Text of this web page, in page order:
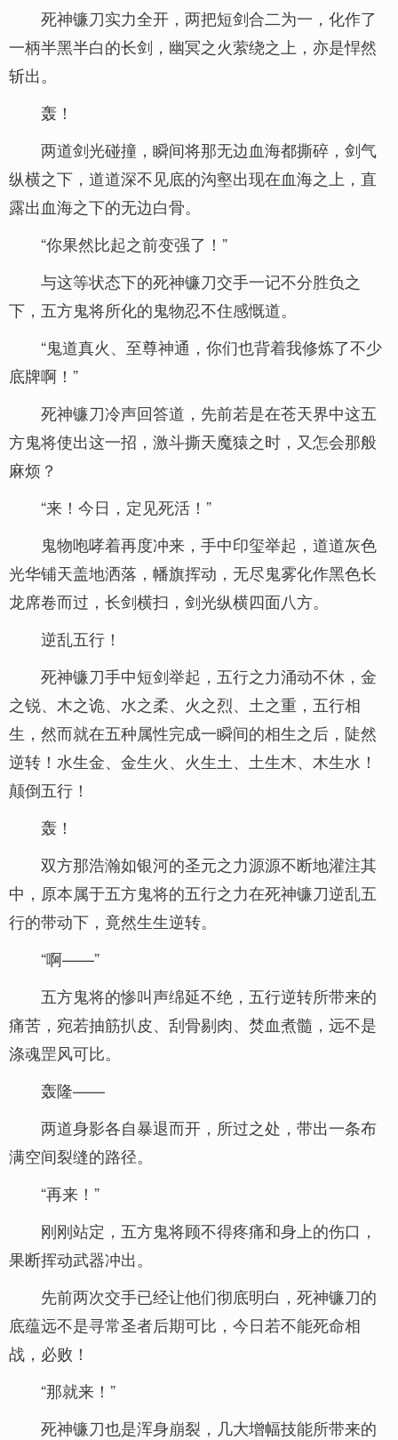
死神镰刀实力全开，两把短剑合二为一，化作了
一柄半黑半白的长剑，幽冥之火萦绕之上，亦是悍然
斩出。
轰！
两道剑光碰撞，瞬间将那无边血海都撕碎，剑气
纵横之下，道道深不见底的沟壑出现在血海之上，直
露出血海之下的无边白骨。
“你果然比起之前变强了！”
与这等状态下的死神镰刀交手一记不分胜负之
下，五方鬼将所化的鬼物忍不住感慨道。
“鬼道真火、至尊神通，你们也背着我修炼了不少
底牌啊！”
死神镰刀冷声回答道，先前若是在苍天界中这五
方鬼将使出这一招，激斗撕天魔猿之时，又怎会那般
麻烦？
“来！今日，定见死活！”
鬼物咆哮着再度冲来，手中印玺举起，道道灰色
光华铺天盖地洒落，幡旗挥动，无尽鬼雾化作黑色长
龙席卷而过，长剑横扫，剑光纵横四面八方。
逆乱五行！
死神镰刀手中短剑举起，五行之力涌动不休，金
之锐、木之诡、水之柔、火之烈、土之重，五行相
生，然而就在五种属性完成一瞬间的相生之后，陡然
逆转！水生金、金生火、火生土、土生木、木生水！
颠倒五行！
轰！
双方那浩瀚如银河的圣元之力源源不断地灌注其
中，原本属于五方鬼将的五行之力在死神镰刀逆乱五
行的带动下，竟然生生逆转。
“啊——”
五方鬼将的惨叫声绵延不绝，五行逆转所带来的
痛苦，宛若抽筋扒皮、刮骨剔肉、焚血煮髓，远不是
涤魂罡风可比。
轰隆——
两道身影各自暴退而开，所过之处，带出一条布
满空间裂缝的路径。
“再来！”
刚刚站定，五方鬼将顾不得疼痛和身上的伤口，
果断挥动武器冲出。
先前两次交手已经让他们彻底明白，死神镰刀的
底蕴远不是寻常圣者后期可比，今日若不能死命相
战，必败！
“那就来！”
死神镰刀也是浑身崩裂，几大增幅技能所带来的